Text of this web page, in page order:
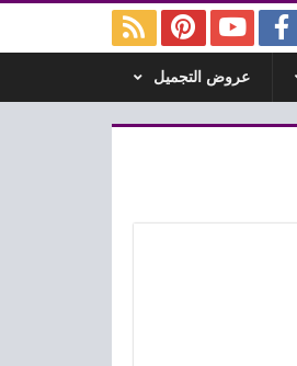
عروض التجميل